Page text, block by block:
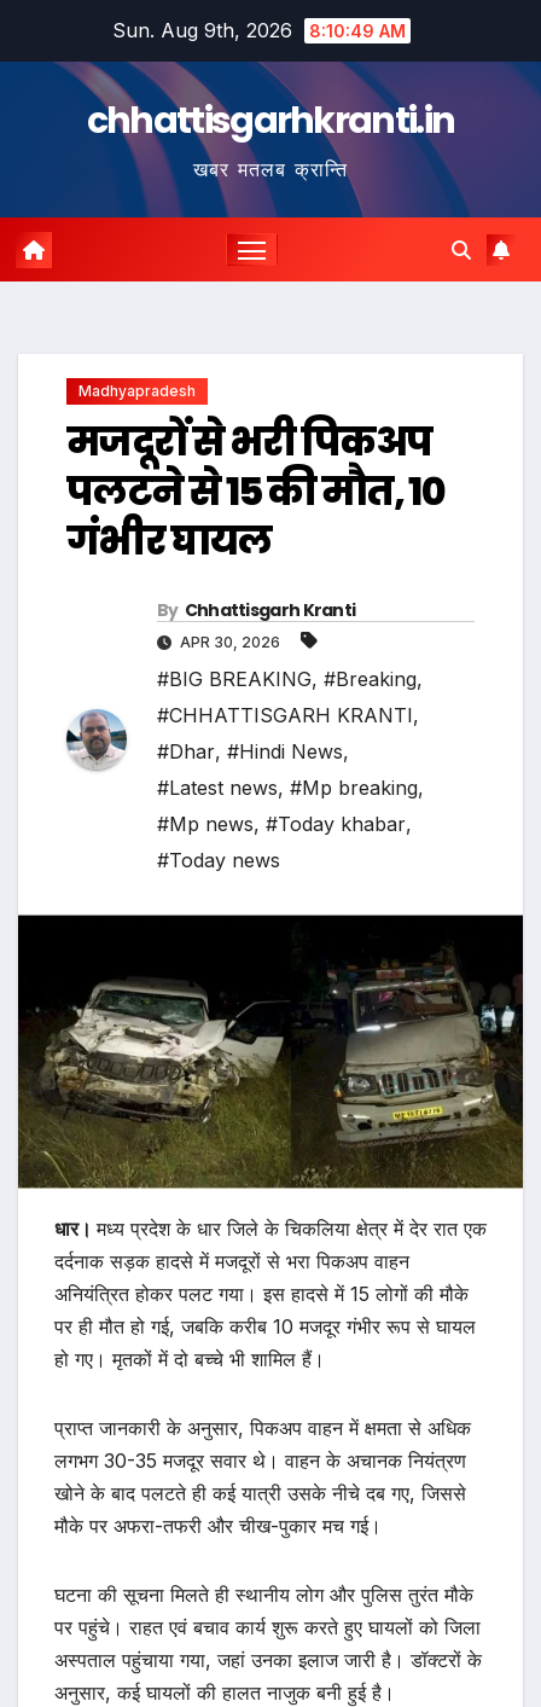
Sun. Aug 9th, 2026 8:10:50 AM
chhattisgarhkranti.in
खबर मतलब क्रान्ति
Madhyapradesh
मजदूरों से भरी पिकअप
पलटने से 15 की मौत, 10
गंभीर घायल
By Chhattisgarh Kranti
APR 30, 2026
#BIG BREAKING, #Breaking,
#CHHATTISGARH KRANTI,
#Dhar, #Hindi News,
#Latest news, #Mp breaking,
#Mp news, #Today khabar,
#Today news
धार।मध्य प्रदेश के धार जिले के चिकलिया क्षेत्र में देर रात एक
दर्दनाक सड़क हादसे में मजदूरों से भरा पिकअप वाहन
अनियंत्रित होकर पलट गया। इस हादसे में 15 लोगों की मौके
पर ही मौत हो गई, जबकि करीब 10 मजदूर गंभीर रूप से घायल
हो गए। मृतकों में दो बच्चे भी शामिल हैं।
प्राप्त जानकारी के अनुसार, पिकअप वाहन में क्षमता से अधिक
लगभग 30-35 मजदूर सवार थे। वाहन के अचानक नियंत्रण
खोने के बाद पलटते ही कई यात्री उसके नीचे दब गए, जिससे
मौके पर अफरा-तफरी और चीख-पुकार मच गई।
घटना की सूचना मिलते ही स्थानीय लोग और पुलिस तुरंत मौके
पर पहुंचे। राहत एवं बचाव कार्य शुरू करते हुए घायलों को जिला
अस्पताल पहुंचाया गया, जहां उनका इलाज जारी है। डॉक्टरों के
अनुसार, कई घायलों की हालत नाजुक बनी हुई है।